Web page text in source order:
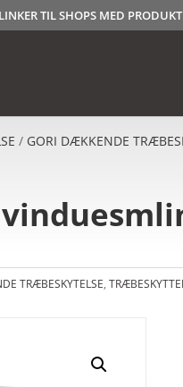
TIL SHOPS MED
/ GORI DÆKKENDE
TRÆBESKYTELSE,